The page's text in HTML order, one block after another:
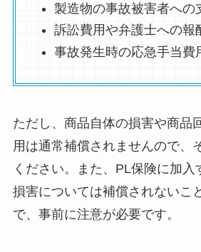
製造物の事故被害者への
訴訟費用や弁護士への報
事故発生時の応急手当費
ただし、商品自体の損害や商品
用は通常補償されませんので、
ください。また、PL保険に加入
損害については補償されないこ
で、事前に注意が必要です。